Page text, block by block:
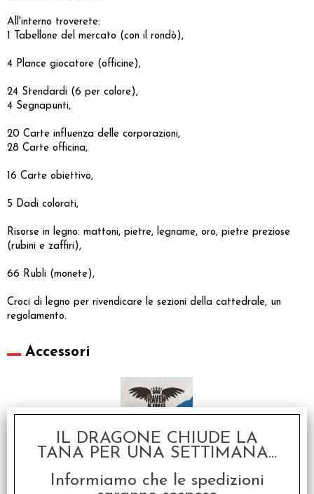
All'interno troverete:
1 Tabellone del mercato (con il rondò),
4 Plance giocatore (officine),
24 Stendardi (6 per colore),
4 Segnapunti,
20 Carte influenza delle corporazioni,
28 Carte officina,
16 Carte obiettivo,
5 Dadi colorati,
Risorse in legno: mattoni, pietre, legname, oro, pietre preziose
(rubini e zaffiri),
66 Rubli (monete),
Croci di legno per rivendicare le sezioni della cattedrale, un
regolamento.
Accessori
Raven King Sleeves -
IL DRAGONE CHIUDE LA
TANA PER UNA SETTIMANA...
Informiamo che le spedizioni